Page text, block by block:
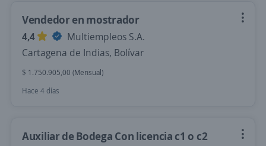
Vendedor en mostrador
4,4
Multiempleos S.A.
Cartagena de Indias, Bolívar
$ 1.750.905,00 (Mensual)
Hace 4 días
Auxiliar de Bodega Con licencia c1 o c2